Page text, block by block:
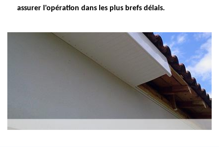
assurer l'opération dans les plus brefs délais.